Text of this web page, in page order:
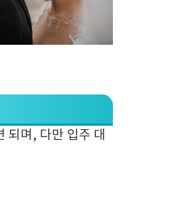
되며, 다만 입주 대